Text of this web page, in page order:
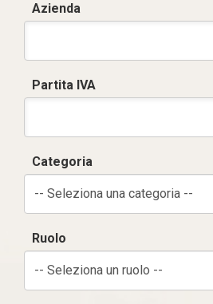
Azienda
Partita IVA
Categoria
-- Seleziona una categoria --
Ruolo
-- Seleziona un ruolo --